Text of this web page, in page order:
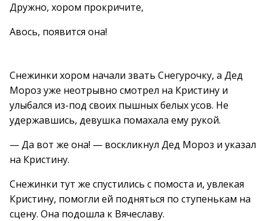
Дружно, хором прокричите,
Авось, появится она!
Снежинки хором начали звать Снегурочку, а Дед
Мороз уже неотрывно смотрел на Кристину и
улыбался из-под своих пышных белых усов. Не
удержавшись, девушка помахала ему рукой.
— Да вот же она! — воскликнул Дед Мороз и указал
на Кристину.
Снежинки тут же спустились с помоста и, увлекая
Кристину, помогли ей подняться по ступенькам на
сцену. Она подошла к Вячеславу.